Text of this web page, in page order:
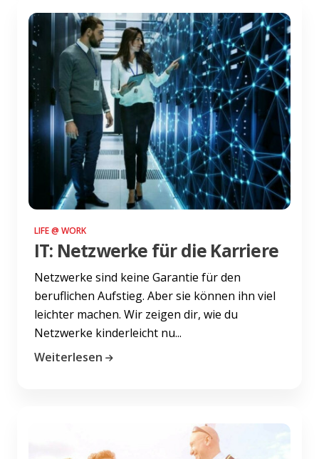
LIFE @ WORK
IT: Netzwerke für die Karriere
Netzwerke sind keine Garantie für den
beruflichen Aufstieg. Aber sie können ihn viel
leichter machen. Wir zeigen dir, wie du
Netzwerke kinderleicht nu...
Weiterlesen